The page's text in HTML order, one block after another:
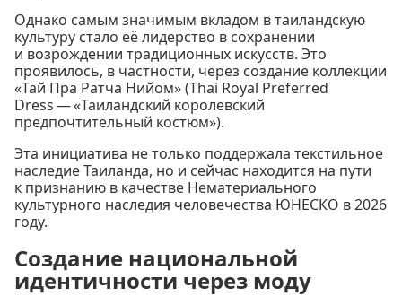
Однако самым значимым вкладом в таиландскую
культуру стало её лидерство в сохранении
и возрождении традиционных искусств. Это
проявилось, в частности, через создание коллекции
«Тай Пра Ратча Нийом» (Thai Royal Preferred
Dress — «Таиландский королевский
предпочтительный костюм»).
Эта инициатива не только поддержала текстильное
наследие Таиланда, но и сейчас находится на пути
к признанию в качестве Нематериального
культурного наследия человечества ЮНЕСКО в 2026
году.
Создание национальной
идентичности через моду